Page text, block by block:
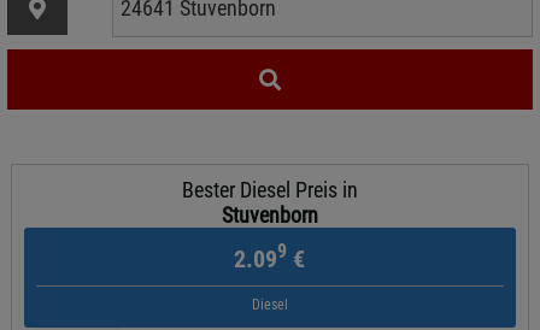
Bester Diesel Preis in
Stuvenborn
2.099 €
Diesel